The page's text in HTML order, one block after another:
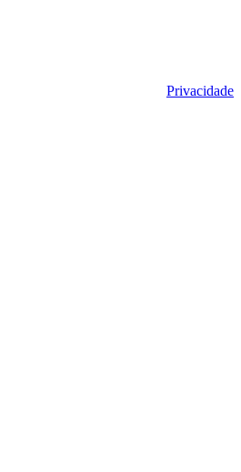
Privacidade